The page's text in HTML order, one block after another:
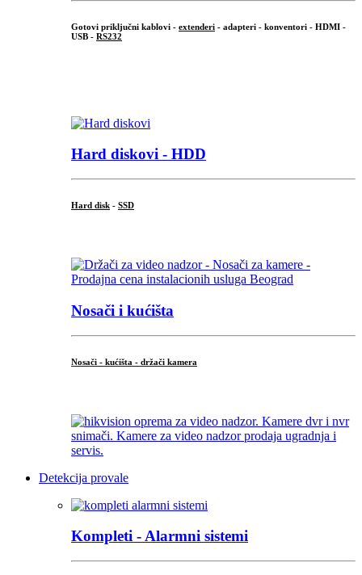
Gotovi priključni kablovi - extenderi - adapteri - konventori - HDMI -
USB - RS232
Hard diskovi - HDD
Hard disk - SSD
Nosači i kućišta
Nosači - kućišta - držači kamera
Detekcija provale
Kompleti - Alarmni sistemi